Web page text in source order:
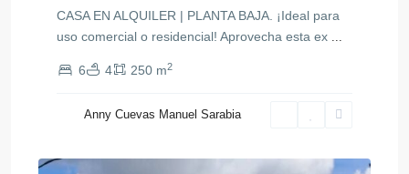
CASA EN ALQUILER | PLANTA BAJA. ¡Ideal para
uso comercial o residencial! Aprovecha esta ex ...
6 4 250 m2
Anny Cuevas Manuel Sarabia
Colonia